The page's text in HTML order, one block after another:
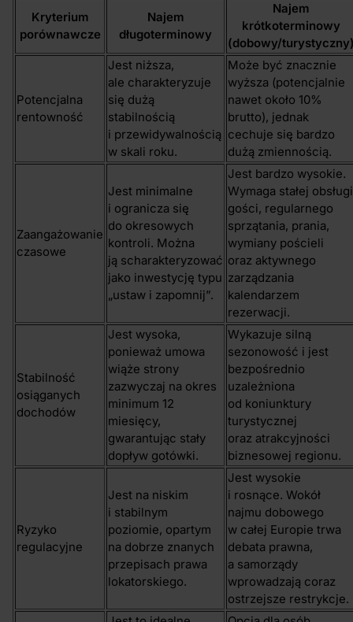
Kryterium
porównawcze
Najem
długoterminowy
Najem
krótkoterminowy
(dobowy/
Potencjalna
rentowność
Jest niższa,
ale charakteryzuje
się dużą
stabilnością
i przewidywalnością
w skali roku.
Może być znacznie
wyższa (potencjalnie
nawet około 10%
brutto), jednak
cechuje się bardzo
dużą zmiennością.
Zaangażowanie
czasowe
Jest minimalne
i ogranicza się
do okresowych
kontroli. Można
ją scharakteryzować
jako inwestycję typu
„ustaw i zapomnij”.
Jest bardzo wysokie.
Wymaga stałej obsługi
gości, regularnego
sprzątania, prania,
wymiany pościeli
oraz aktywnego
zarządzania
kalendarzem
rezerwacji.
Stabilność
osiąganych
dochodów
Jest wysoka,
ponieważ umowa
wiąże strony
zazwyczaj na okres
minimum 12
miesięcy,
gwarantując stały
dopływ gotówki.
Wykazuje silną
sezonowość i jest
bezpośrednio
uzależniona
od koniunktury
turystycznej
oraz atrakcyjności
biznesowej regionu.
Ryzyko
regulacyjne
Jest na niskim
i stabilnym
poziomie, opartym
na dobrze znanych
przepisach prawa
lokatorskiego.
Jest wysokie
i rosnące. Wokół
najmu dobowego
w całej Europie trwa
debata prawna,
a samorządy
wprowadzają coraz
ostrzejsze restrykcje.